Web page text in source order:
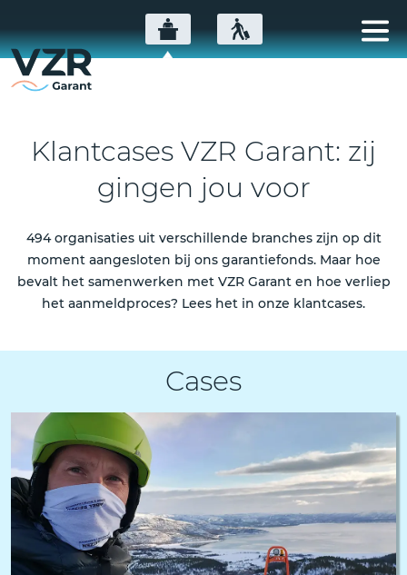
Klantcases VZR Garant: zij
gingen jou voor
494 organisaties uit verschillende branches zijn op dit
moment aangesloten bij ons garantiefonds. Maar hoe
bevalt het samenwerken met VZR Garant en hoe verliep
het aanmeldproces? Lees het in onze klantcases.
Cases